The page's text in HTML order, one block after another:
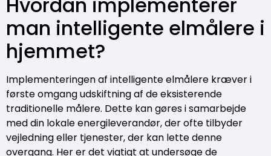
man intelligente elmålere i
hjemmet?
Implementeringen af intelligente elmålere kræver i
første omgang udskiftning af de eksisterende
traditionelle målere. Dette kan gøres i samarbejde
med din lokale energileverandør, der ofte tilbyder
vejledning eller tjenester, der kan lette denne
overgang. Her er det vigtigt at undersøge de